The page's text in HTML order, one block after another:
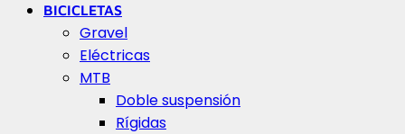
BICICLETAS
Gravel
Eléctricas
MTB
Doble suspensión
Rígidas